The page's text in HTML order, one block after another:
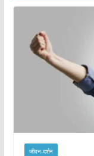
जीवन-दर्शन